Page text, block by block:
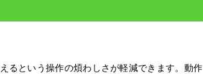
るという操作の煩わしさが軽減できます。動作